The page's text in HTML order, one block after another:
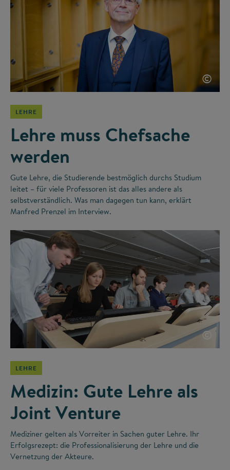
©
LEHRE
Lehre muss Chefsache
werden
Gute Lehre, die Studierende bestmöglich durchs Studium
leitet – für viele Professoren ist das alles andere als
selbstverständlich. Was man dagegen tun kann, erklärt
Manfred Prenzel im Interview.
©
LEHRE
Medizin: Gute Lehre als
Joint Venture
Mediziner gelten als Vorreiter in Sachen guter Lehre. Ihr
Erfolgsrezept: die Professionalisierung der Lehre und die
Vernetzung der Akteure.